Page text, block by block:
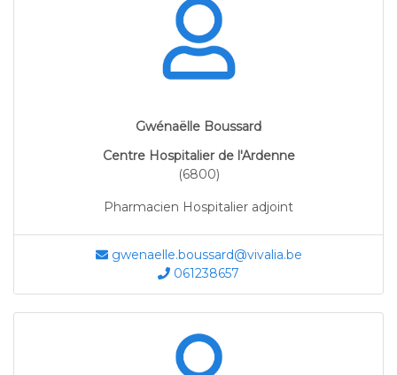
Gwénaëlle Boussard
Centre Hospitalier de l'Ardenne
(6800)
Pharmacien Hospitalier adjoint
gwenaelle.boussard@vivalia.be
061238657